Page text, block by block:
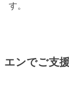
す。
エンでご支